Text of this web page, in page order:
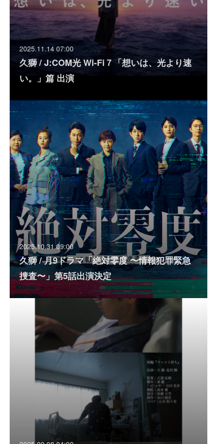
2025.11.14 07:00
久獅 / J:COM光 Wi-Fi７「想いは、光より速
い。」篇 出演
2025.10.31 09:00
久獅 / 月9ドラマ「絶対零度 〜情報犯罪緊急
捜査〜」第5話出演決定